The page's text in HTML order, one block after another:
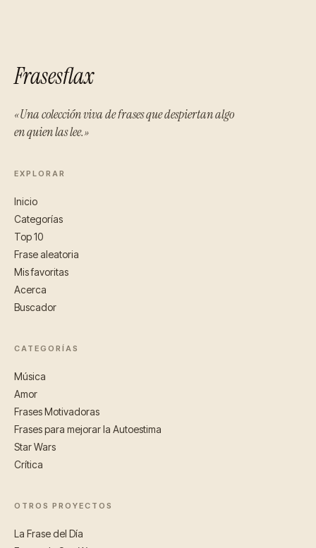
Frasesflax
«Una colección viva de frases que despiertan algo
en quien las lee.»
EXPLORAR
Inicio
Categorías
Top 10
Frase aleatoria
Mis favoritas
Acerca
Buscador
CATEGORÍAS
Música
Amor
Frases Motivadoras
Frases para mejorar la Autoestima
Star Wars
Crítica
OTROS PROYECTOS
La Frase del Día